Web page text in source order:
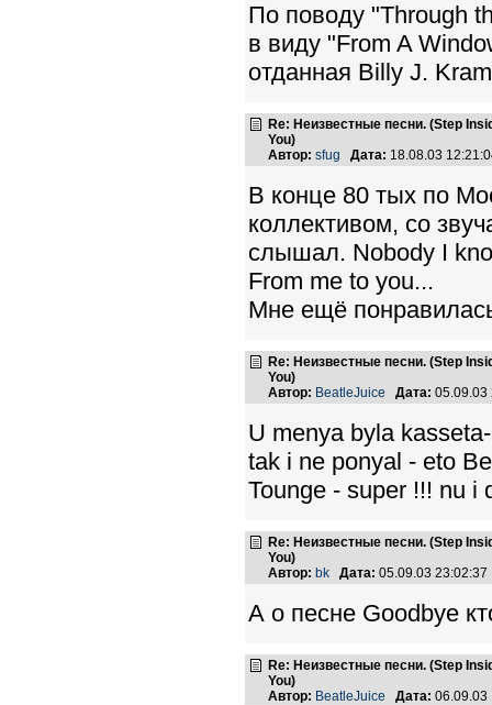
По поводу "Through
в виду "From A
отданная Billy J.
Re: Неизвестные песни. (Step
You)
Автор: sfug Дата: 18.08.03
В конце 80 тых по
коллективом, со
слышал. Nobody I
From me to you...
Мне ещё
Re: Неизвестные песни. (Step
You)
Автор: BeatleJuice Дата:
U menya byla
tak i ne ponyal - eto
Tounge - super !!! nu i
Re: Неизвестные песни. (Step
You)
Автор: bk Дата: 05.09.03
А о песне Goodbye
Re: Неизвестные песни. (Step
You)
Автор: BeatleJuice Дата: